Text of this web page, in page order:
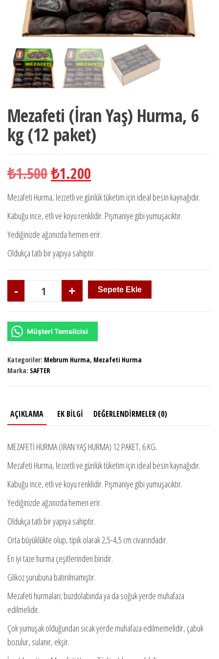
Mezafeti (İran Yaş) Hurma, 6
kg (12 paket)
₺1.500Orijinal
fiyat:
₺1.500.
₺1.200
andaki
fiyat:
₺1.200.
Mezafeti Hurma, lezzetli ve günlük tüketim için ideal besin kaynağıdır.
Kabuğu ince, etli ve koyu renklidir. Pişmaniye gibi yumuşacıktır.
Yediğinizde ağzınızda hemen erir.
Oldukça tatlı bir yapıya sahiptir.
-
Mezafeti
(İran
Hurma,
6
kg
(12
+ Sepete Ekle
Müşteri Temsilcisi
Kategoriler: Mebrum Hurma, Mezafeti Hurma
Marka: SAFTER
AÇIKLAMA EK BILGI DEĞERLENDIRMELER (0)
MEZAFETİ HURMA (İRAN YAŞ HURMA) 12 PAKET, 6 KG.
Mezafeti Hurma, lezzetli ve günlük tüketim için ideal besin kaynağıdır.
Kabuğu ince, etli ve koyu renklidir. Pişmaniye gibi yumuşacıktır.
Yediğinizde ağzınızda hemen erir.
Oldukça tatlı bir yapıya sahiptir.
Orta büyüklükte olup, tipik olarak 2,5-4,5 cm civarındadır.
En iyi taze hurma çeşitlerinden biridir.
Glikoz şurubuna batırılmamıştır.
Mezafeti hurmaları; buzdolabında ya da soğuk yerde muhafaza
edilmelidir.
Çok yumuşak olduğundan sıcak yerde muhafaza edilmemelidir, çabuk
bozulur, sulanır, ekşir.